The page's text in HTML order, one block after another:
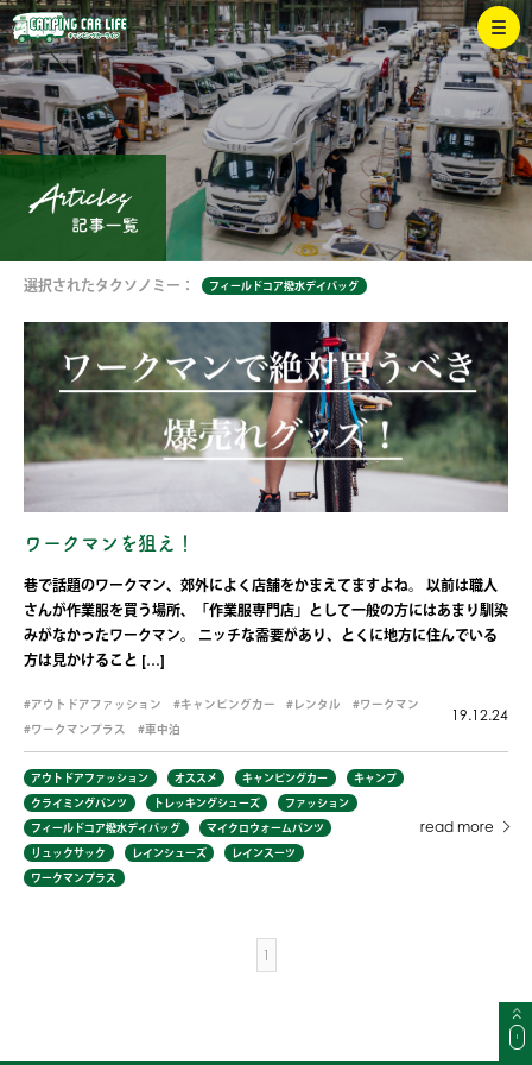
選択されたタクソノミー： フィールドコア撥水デイバッグ
ワークマンを狙え！
巷で話題のワークマン、郊外によく店舗をかまえてますよね。 以前は職人
さんが作業服を買う場所、「作業服専門店」として一般の方にはあまり馴染
みがなかったワークマン。 ニッチな需要があり、とくに地方に住んでいる
方は見かけること […]
アウトドアファッション キャンピングカー レンタル
ワークマン
ワークマンプラス
車中泊
19.12.24
アウトドアファッション オススメ キャンピングカー
キャンプ
クライミングパンツ
トレッキングシューズ
ファッション
フィールドコア撥水デイバッグ
マイクロウォームパンツ
リュックサック
レインシューズ
レインスーツ
ワークマンプラス
read more
1